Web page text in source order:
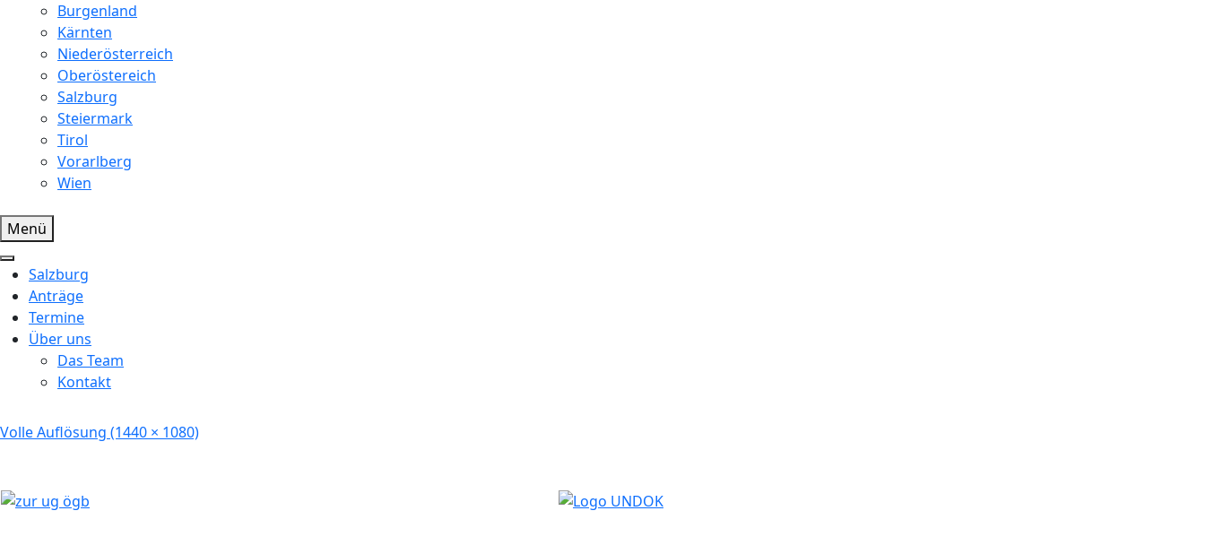
Burgenland
Kärnten
Niederösterreich
Oberöstereich
Salzburg
Steiermark
Tirol
Vorarlberg
Wien
Menü
Salzburg
Anträge
Termine
Über uns
Das Team
Kontakt
Volle Auflösung (1440 × 1080)